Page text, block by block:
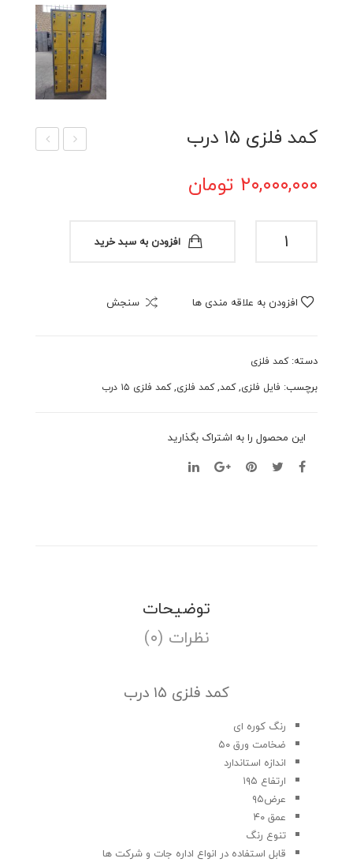
کمد فلزی ۱۵ درب
۲۰,۰۰۰,۰۰۰ تومان
عدد
افزودن به سبد خرید
افزودن به علاقه مندی ها سنجش
دسته:کمد فلزی
برچسب: فایل فلزی,کمد,کمد فلزی,کمد فلزی ۱۵ درب
این محصول را به اشتراک بگذارید
توضیحات
نظرات (۰)
کمد فلزی ۱۵ درب
رنگ کوره ای
ضخامت ورق ۵۰
اندازه استاندارد
ارتفاع ۱۹۵
عرض۹۵
عمق ۴۰
تنوع رنگ
قابل استفاده در انواع اداره جات و شرکت ها